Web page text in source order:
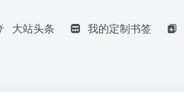
大站头条 我的定制书签